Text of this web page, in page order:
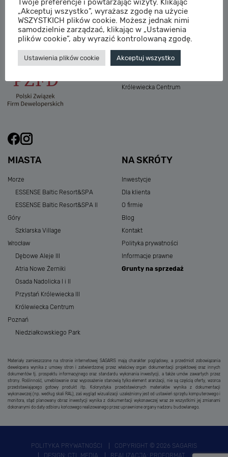
sprzedaz@sagaris.pl
Osada Nadolicka III
Dębowe Aleje III
Atria Nowe Żerniki
Szklarska Village
Osada Nadolicka I i II
Królewiecka Centrum
MIASTA
Morze
ESSENSE Baltic Resort&SPA
ESSENSE Baltic Resort&SPA II
Góry
Szklarska Village
Wrocław
Dębowe Aleje III
Atria Nowe Żerniki
Osada Nadolicka I i II
Przystań Królewiecka III
Królewiecka Centrum
Poznań
Niedziałkowskiego Park
NA SKRÓTY
Inwestycje
Dla klienta
O firmie
Blog
Kontakt
Polityka prywatności
Informacje prawne
Grunty na sprzedaż
Materiały zamieszczone na stronie internetowej SAGARIS mają charakter poglądowy, a przedmiot zobowiązania
dewelopera wynika z umowy stron i zatwierdzonej przez właściwy organ dokumentacji projektowej oraz innych
dokumentów tj. prospektu informacyjnego oraz standardu wykonania inwestycji, a także umów zawartych przez
strony. Roślinność, umeblowanie oraz wyposażenie stanowią tylko element aranżacji, nie są częścią oferty, wzorca
przedstawiającego gotowy produkt itp. Kolorystyka przedstawionych materiałów wynika z dokumentacji
wykonawczej (np. według skali RAL), zaś wygląd wizualizacji uzależniony jest od ustawień sprzętu komputerowego i
monitora, stąd planowany obraz inwestycji wynika z dokumentacji wykonawczej wraz ze wszystkimi jej zmianami
dokonanymi do daty odbioru końcowego realizowanego przez uprawnione organy nadzoru budowlanego.
POLITYKA PRYWATNOŚCI
COPYRIGHT © 2026 SAGARIS
DESIGN: CTL MEDIA REALIZACJA: PROFORMAT
Twoje preferencje i powtarzając wizyty. Klikając
„Akceptuj wszystko”, wyrażasz zgodę na użycie
WSZYSTKICH plików cookie. Możesz jednak nimi
samodzielnie zarządzać, klikając w „Ustawienia
plików cookie”, aby wyrazić kontrolowaną zgodę.
Ustawienia plików cookie Akceptuj wszystko